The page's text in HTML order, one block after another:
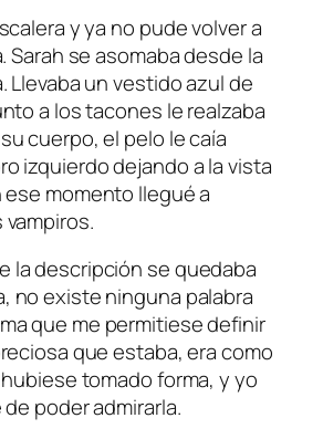
y ya no pude volver a
Sarah se asomaba desde la
Llevaba un vestido azul de
a los tacones le realzaba
cuerpo, el pelo le caía
izquierdo dejando a la vista
momento llegué a
la descripción se quedaba
no existe ninguna palabra
que me permitiese definir
que estaba, era como
tomado forma, y yo
poder admirarla.